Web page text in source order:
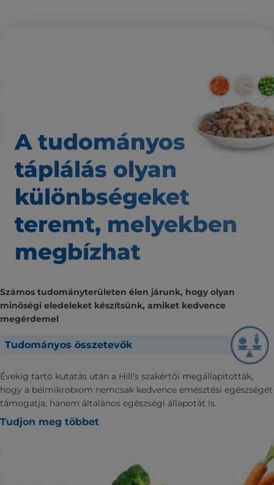
A tudományos
táplálás olyan
különbségeket
teremt, melyekben
megbízhat
Számos tudományterületen élen járunk, hogy olyan
minőségi eledeleket készítsünk, amiket kedvence
megérdemel
Tudományos összetevők
Évekig tartó kutatás után a Hill’s szakértői megállapították,
hogy a bélmikrobiom nemcsak kedvence emésztési egészségét
támogatja, hanem általános egészségi állapotát is.
Tudjon meg többet